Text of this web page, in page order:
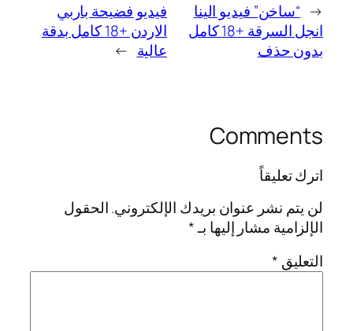
← “ساخن” فيديو الينا
انجل السرقة +18 كامل
بدون حذف
فيديو فضيحة باربي
الاردن +18 كامل بدقة
عالية →
Comments
اترك تعليقاً
لن يتم نشر عنوان بريدك الإلكتروني.الحقول
الإلزامية مشار إليها بـ*
التعليق *